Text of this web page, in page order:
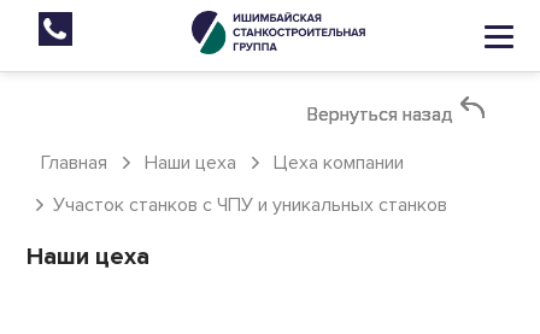
Вернуться назад
Главная
Вернуться назад
Наши цеха
Вернуться назад
Цеха компании
Участок станков с ЧПУ и уникальных станков
Наши цеха